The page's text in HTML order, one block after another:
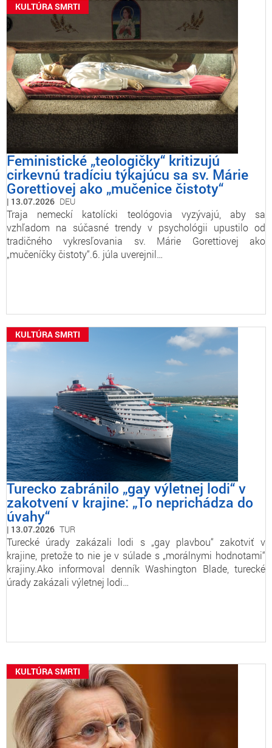
KULTÚRA SMRTI
Feministické „teologičky“ kritizujú
cirkevnú tradíciu týkajúcu sa sv. Márie
Gorettiovej ako „mučenice čistoty“
13.07.2026 DEU
Traja nemeckí katolícki teológovia vyzývajú, aby sa
vzhľadom na súčasné trendy v psychológii upustilo od
tradičného vykresľovania sv. Márie Gorettiovej ako
„mučeníčky čistoty“.6. júla uverejnil…
KULTÚRA SMRTI
Turecko zabránilo „gay výletnej lodi“ v
zakotvení v krajine: „To neprichádza do
úvahy“
13.07.2026 TUR
Turecké úrady zakázali lodi s „gay plavbou“ zakotviť v
krajine, pretože to nie je v súlade s „morálnymi hodnotami“
krajiny.Ako informoval denník Washington Blade, turecké
úrady zakázali výletnej lodi…
KULTÚRA SMRTI